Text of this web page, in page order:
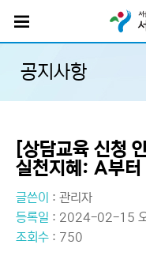
공지사항
[상담교육 신청
실천지혜: A부터
글쓴이 : 관리자
등록일 : 2024-02-15
조회수 : 750